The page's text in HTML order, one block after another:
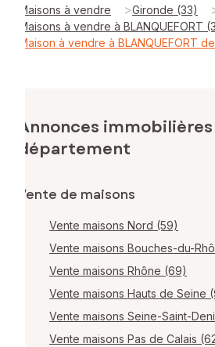
Maisons à vendre >Gironde (33)
Maisons à vendre à BLANQUEFORT
Maison à vendre à BLANQUEFORT de
Annonces
département
Vente de maisons
Vente maisons Nord (59)
Vente maisons Bouches-du-
Vente maisons Rhône (69)
Vente maisons Hauts de Seine
Vente maisons Seine-Saint-
Vente maisons Pas de Calais